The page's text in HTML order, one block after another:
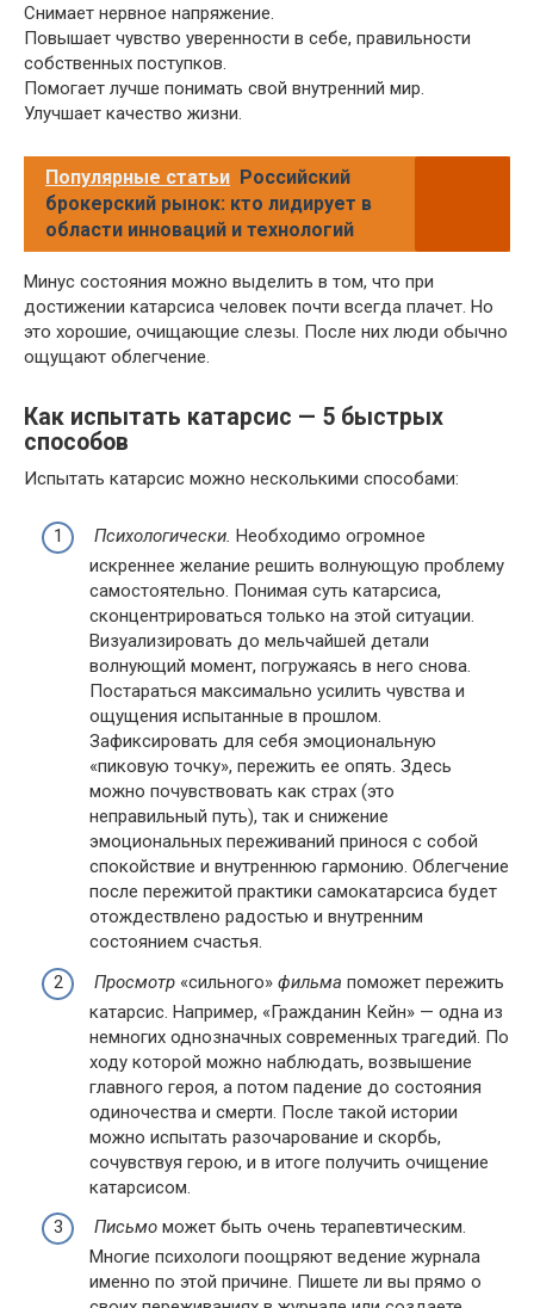
Снимает нервное напряжение.
Повышает чувство уверенности в себе, правильности
собственных поступков.
Помогает лучше понимать свой внутренний мир.
Улучшает качество жизни.
Популярные статьи Российский
брокерский рынок: кто лидирует в
области инноваций и технологий
Минус состояния можно выделить в том, что при
достижении катарсиса человек почти всегда плачет. Но
это хорошие, очищающие слезы. После них люди обычно
ощущают облегчение.
Как испытать катарсис — 5 быстрых
способов
Испытать катарсис можно несколькими способами:
Психологически. Необходимо огромное
искреннее желание решить волнующую проблему
самостоятельно. Понимая суть катарсиса,
сконцентрироваться только на этой ситуации.
Визуализировать до мельчайшей детали
волнующий момент, погружаясь в него снова.
Постараться максимально усилить чувства и
ощущения испытанные в прошлом.
Зафиксировать для себя эмоциональную
«пиковую точку», пережить ее опять. Здесь
можно почувствовать как страх (это
неправильный путь), так и снижение
эмоциональных переживаний принося с собой
спокойствие и внутреннюю гармонию. Облегчение
после пережитой практики самокатарсиса будет
отождествлено радостью и внутренним
состоянием счастья.
Просмотр «сильного» фильма поможет пережить
катарсис. Например, «Гражданин Кейн» — одна из
немногих однозначных современных трагедий. По
ходу которой можно наблюдать, возвышение
главного героя, а потом падение до состояния
одиночества и смерти. После такой истории
можно испытать разочарование и скорбь,
сочувствуя герою, и в итоге получить очищение
катарсисом.
Письмо может быть очень терапевтическим.
Многие психологи поощряют ведение журнала
именно по этой причине. Пишете ли вы прямо о